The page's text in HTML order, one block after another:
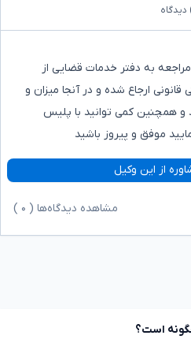
دیدگاه
مراجعه به دفتر خدمات قضایی از
ارجاع شده و در آنجا میزان و
کمی توانید با پلیس
موفق و پیروز باشید
از این وکیل
مشاهده دیدگاه‌ها ( ۰
چگونه است؟